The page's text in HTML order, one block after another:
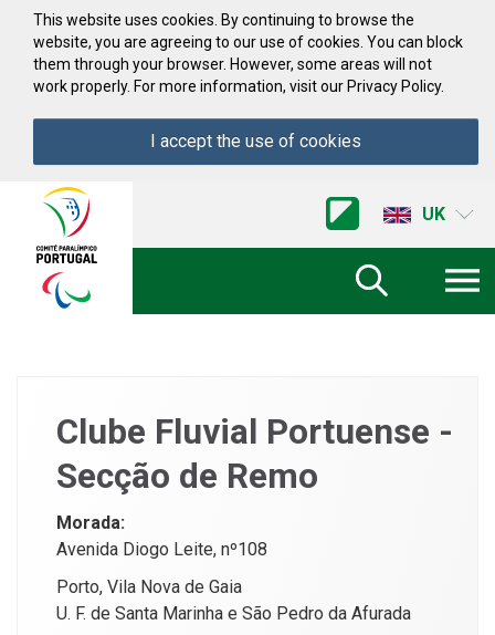
Skip to Content
This website uses cookies. By continuing to browse the
website, you are agreeing to our use of cookies. You can block
them through your browser. However, some areas will not
work properly. For more information, visit our Privacy Policy.
I accept the use of cookies
Comite
Paralimpico
Portugal
UK
Clube Fluvial Portuense -
Secção de Remo
Morada:
Avenida Diogo Leite, nº108
Porto, Vila Nova de Gaia
U. F. de Santa Marinha e São Pedro da Afurada